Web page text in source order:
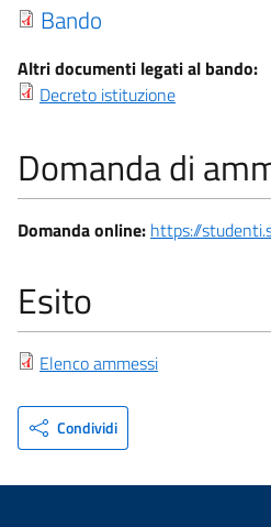
Bando
Altri documenti legati al bando:
Decreto istituzione
Domanda di
Domanda online: https://
Esito
Elenco ammessi
Condividi